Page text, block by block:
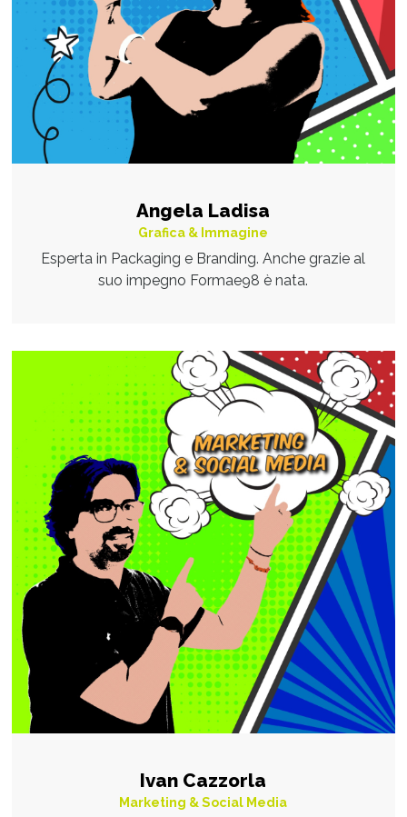
Angela Ladisa
Grafica & Immagine
Esperta in Packaging e Branding. Anche grazie al
suo impegno Formae98 è nata.
Ivan Cazzorla
Marketing & Social Media